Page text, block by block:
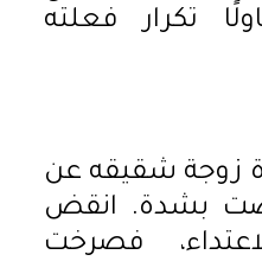
تكرار فعلته
زوجة شقيقه عن
بشدة. انقض
فصرخت